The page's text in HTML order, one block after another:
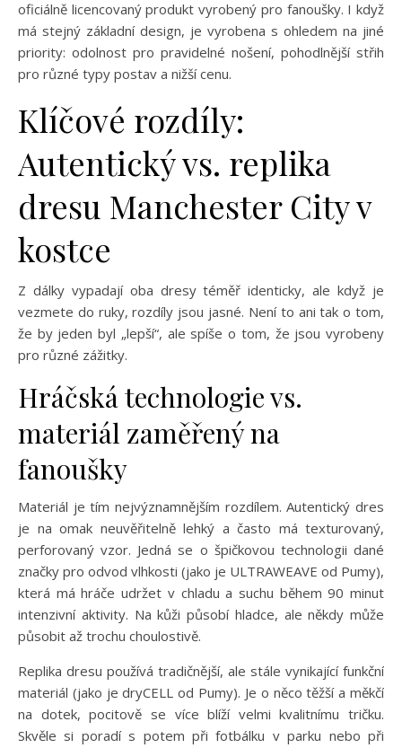
oficiálně licencovaný produkt vyrobený pro fanoušky. I když
má stejný základní design, je vyrobena s ohledem na jiné
priority: odolnost pro pravidelné nošení, pohodlnější střih
pro různé typy postav a nižší cenu.
Klíčové rozdíly:
Autentický vs. replika
dresu Manchester City v
kostce
Z dálky vypadají oba dresy téměř identicky, ale když je
vezmete do ruky, rozdíly jsou jasné. Není to ani tak o tom,
že by jeden byl „lepší“, ale spíše o tom, že jsou vyrobeny
pro různé zážitky.
Hráčská technologie vs.
materiál zaměřený na
fanoušky
Materiál je tím nejvýznamnějším rozdílem. Autentický dres
je na omak neuvěřitelně lehký a často má texturovaný,
perforovaný vzor. Jedná se o špičkovou technologii dané
značky pro odvod vlhkosti (jako je ULTRAWEAVE od Pumy),
která má hráče udržet v chladu a suchu během 90 minut
intenzivní aktivity. Na kůži působí hladce, ale někdy může
působit až trochu choulostivě.
Replika dresu používá tradičnější, ale stále vynikající funkční
materiál (jako je dryCELL od Pumy). Je o něco těžší a měkčí
na dotek, pocitově se více blíží velmi kvalitnímu tričku.
Skvěle si poradí s potem při fotbálku v parku nebo při